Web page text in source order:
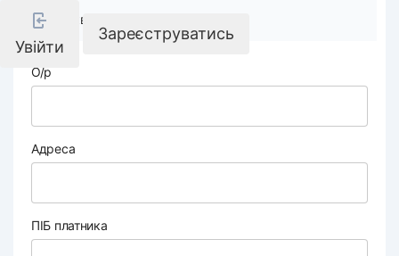
Увійти
Зареєструватись
Реквізити компанії
О/р
Адреса
ПІБ платника